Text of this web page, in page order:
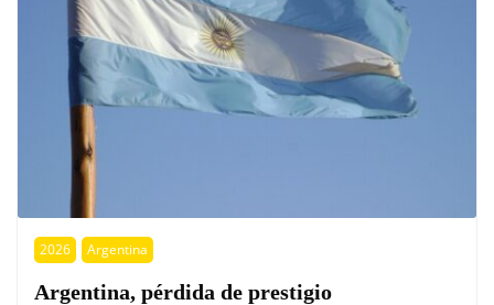
2026 Argentina
Argentina, pérdida de prestigio